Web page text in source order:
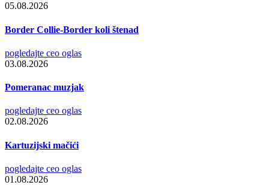
05.08.2026
Border Collie-Border koli štenad
pogledajte ceo oglas
03.08.2026
Pomeranac muzjak
pogledajte ceo oglas
02.08.2026
Kartuzijski mačići
pogledajte ceo oglas
01.08.2026